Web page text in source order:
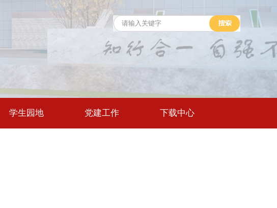
学生园地 党建工作 下载中心